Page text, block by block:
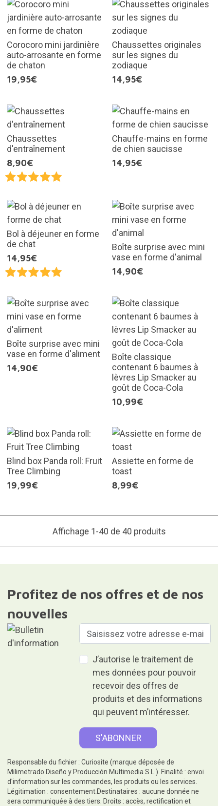
Corocoro mini jardinière
auto-arrosante en forme
de chaton
19,95€
Chaussettes originales
sur les signes du
zodiaque
14,95€
Chaussettes
d'entraînement
8,90€
Chauffe-mains en forme
de chien saucisse
14,95€
Bol à déjeuner en forme
de chat
14,95€
Boîte surprise avec mini
vase en forme d'animal
14,90€
Boîte surprise avec mini
vase en forme d'aliment
14,90€
Boîte classique
contenant 6 baumes à
lèvres Lip Smacker au
goût de Coca-Cola
10,99€
Blind box Panda roll: Fruit
Tree Climbing
19,99€
Assiette en forme de
toast
8,99€
Affichage 1-40 de 40 produits
Profitez de nos offres et de nos
nouvelles
J’autorise le traitement de
mes données pour pouvoir
recevoir des offres de
produits et des informations
qui peuvent m’intéresser.
Responsable du fichier : Curiosite (marque déposée de
Milimetrado Diseño y Producción Multimedia S.L.). Finalité : envoi
d'information sur les commandes, les produits ou les services.
Légitimation : consentement.Destinataires : aucune donnée ne
sera communiquée à des tiers. Droits : accès, rectification et